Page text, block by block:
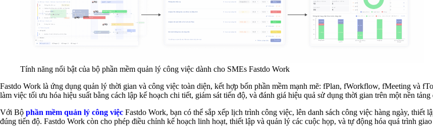
Tính năng nổi bật của bộ phần mềm quản lý công việc dành cho SMEs Fastdo Work
Fastdo Work là ứng dụng quản lý thời gian và công việc toàn diện, kết hợp bốn phần mềm mạnh mẽ: fPlan, fWorkflow, fMeeting và
làm việc tối ưu hóa hiệu suất bằng cách lập kế hoạch chi tiết, giám sát tiến độ, và đánh giá hiệu quả sử dụng thời gian trên một nền tảng
Với Bộ phần mềm quản lý công việc Fastdo Work, bạn có thể sắp xếp lịch trình công việc, lên danh sách công việc hàng ngày,
đúng tiến độ. Fastdo Work còn cho phép điều chỉnh kế hoạch linh hoạt, thiết lập và quản lý các cuộc họp, và tự động hóa quá trình